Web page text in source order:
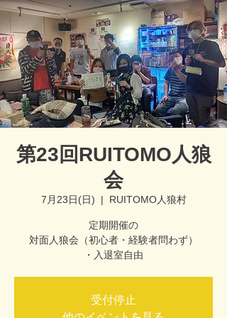
第23回RUITOMO人狼
会
7月23日(日)
  |
RUITOMO人狼村
定期開催の
対面人狼会（初心者・経験者問わず）
受付停止